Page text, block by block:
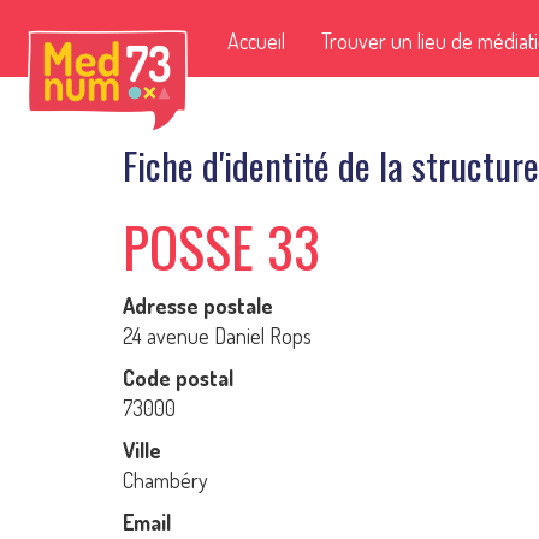
Accueil Trouver un lieu de
Fiche d'identité de la structure
POSSE 33
Adresse postale
24 avenue Daniel Rops
Code postal
73000
Ville
Chambéry
Email